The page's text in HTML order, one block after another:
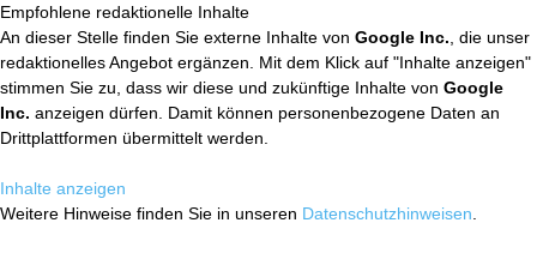
Empfohlene redaktionelle Inhalte
An dieser Stelle finden Sie externe Inhalte von Google Inc. , die unser
redaktionelles Angebot ergänzen. Mit dem Klick auf "Inhalte anzeigen"
stimmen Sie zu, dass wir diese und zukünftige Inhalte von Google
Inc. anzeigen dürfen. Damit können personenbezogene Daten an
Drittplattformen übermittelt werden.
Inhalte anzeigen
Weitere Hinweise finden Sie in unseren Datenschutzhinweisen